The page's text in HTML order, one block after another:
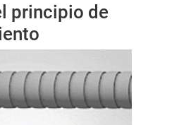
principio de